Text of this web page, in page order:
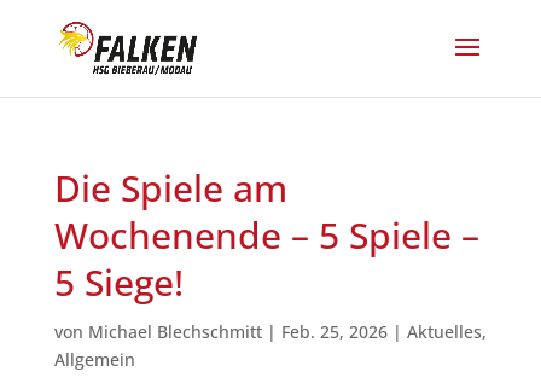
Die Spiele am
Wochenende – 5 Spiele –
5 Siege!
von Michael Blechschmitt| Feb. 25, 2026| Aktuelles,
Allgemein